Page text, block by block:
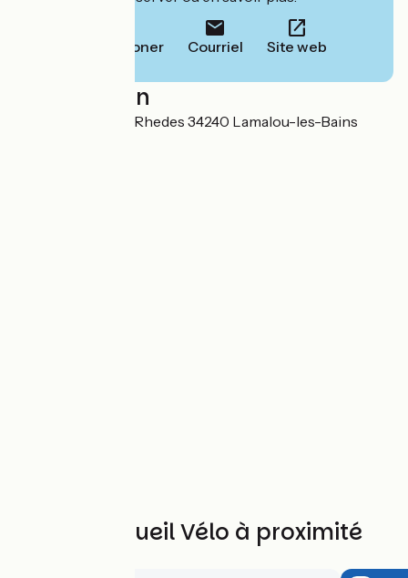
Téléphoner Courriel Site web
Localisation
4 Chemin Plos de Rhedes 34240 Lamalou-les-Bains
Autres Accueil Vélo à proximité